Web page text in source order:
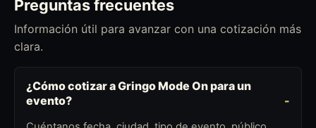
Preguntas frecuentes
Información útil para avanzar con una cotización más
clara.
¿Cómo cotizar a Gringo Mode On para un
evento?